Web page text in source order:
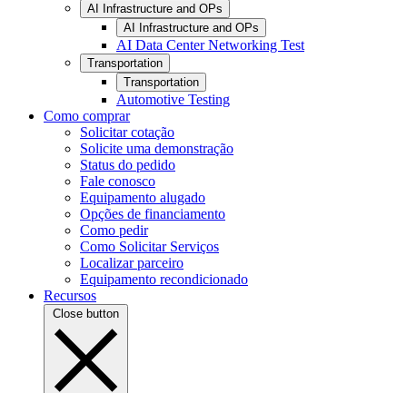
AI Infrastructure and OPs
AI Infrastructure and OPs
AI Data Center Networking Test
Transportation
Transportation
Automotive Testing
Como comprar
Solicitar cotação
Solicite uma demonstração
Status do pedido
Fale conosco
Equipamento alugado
Opções de financiamento
Como pedir
Como Solicitar Serviços
Localizar parceiro
Equipamento recondicionado
Recursos
Close button